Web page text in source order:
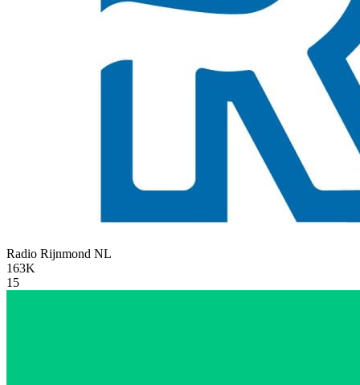
Radio Rijnmond NL
163K
15